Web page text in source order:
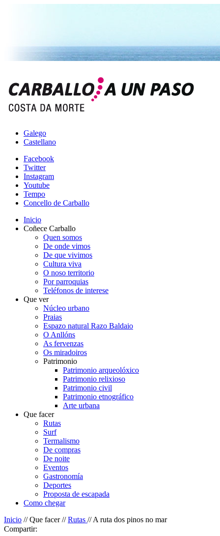
Galego
Castellano
Facebook
Twitter
Instagram
Youtube
Tempo
Concello de Carballo
Inicio
Coñece Carballo
Quen somos
De onde vimos
De que vivimos
Cultura viva
O noso territorio
Por parroquias
Teléfonos de interese
Que ver
Núcleo urbano
Praias
Espazo natural Razo Baldaio
O Anllóns
As fervenzas
Os miradoiros
Patrimonio
Patrimonio arqueolóxico
Patrimonio relixioso
Patrimonio civil
Patrimonio etnográfico
Arte urbana
Que facer
Rutas
Surf
Termalismo
De compras
De noite
Eventos
Gastronomía
Deportes
Proposta de escapada
Como chegar
Inicio // Que facer //Rutas // A ruta dos pinos no mar
Compartir: